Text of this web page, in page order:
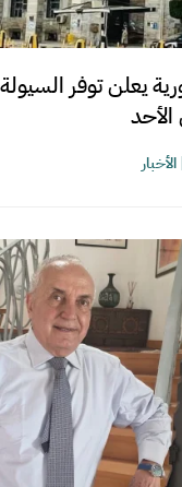
يعلن توفر السيولة
الأخبار